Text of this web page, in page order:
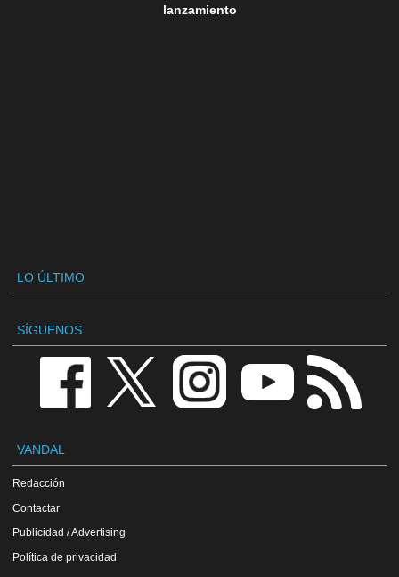
lanzamiento
LO ÚLTIMO
SÍGUENOS
VANDAL
Redacción
Contactar
Publicidad / Advertising
Política de privacidad